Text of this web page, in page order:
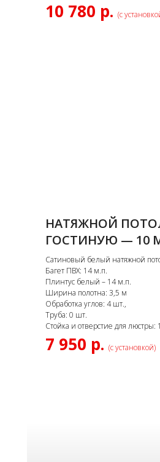
10 780 р. (с
НАТЯЖНОЙ
ГОСТИНУЮ — 10
Сатиновый белый натяжной
Багет ПВХ: 14 м.п.
Плинтус белый – 14 м.п.
Ширина полотна: 3,5 м
Обработка углов: 4 шт.,
Труба: 0 шт.
Стойка и отверстие для люстры:
7 950 р. (с установкой)